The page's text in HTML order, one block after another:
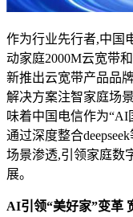
作为行业先行者,中国
动家庭2000M云宽带
新推出云宽带产品品
解决方案注智家庭场
味着中国电信作为
通过深度整合
场景渗透,引领家庭数
展。
AI引领“美好家”变革